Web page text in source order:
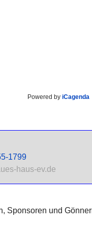
Powered by iCagenda
1799
haus-ev.de
Sponsoren und